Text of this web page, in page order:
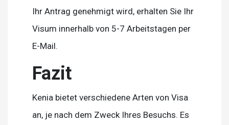
Ihr Antrag genehmigt wird, erhalten Sie Ihr
Visum innerhalb von 5-7 Arbeitstagen per
E-Mail.
Fazit
Kenia bietet verschiedene Arten von Visa
an, je nach dem Zweck Ihres Besuchs. Es